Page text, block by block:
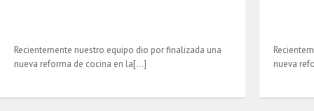
Recientemente nuestro equipo dio por finalizada una
nueva reforma de cocina en la[…]
nueva